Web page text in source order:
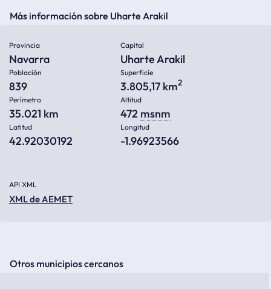
Más información sobre Uharte Arakil
Provincia
Navarra
Capital
Uharte Arakil
Población
839
Superficie
3.805,17 km2
Perímetro
35.021 km
Altitud
472 msnm
Latitud
42.92030192
Longitud
-1.96923566
API XML
XML de AEMET
Otros municipios cercanos